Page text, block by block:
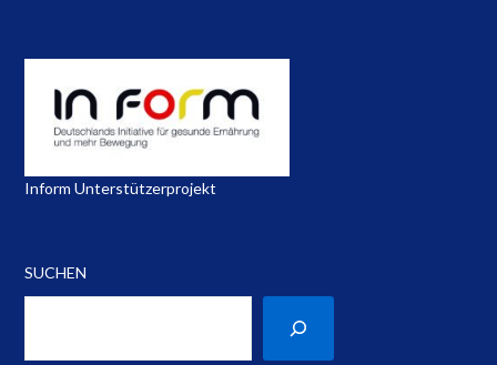
Inform Unterstützerprojekt
SUCHEN